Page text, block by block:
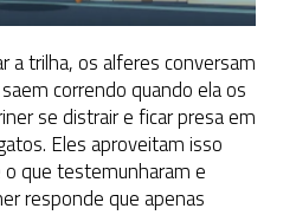
a trilha, os alferes conversam
correndo quando ela os
se distrair e ficar presa em
Eles aproveitam isso
que testemunharam e
responde que apenas